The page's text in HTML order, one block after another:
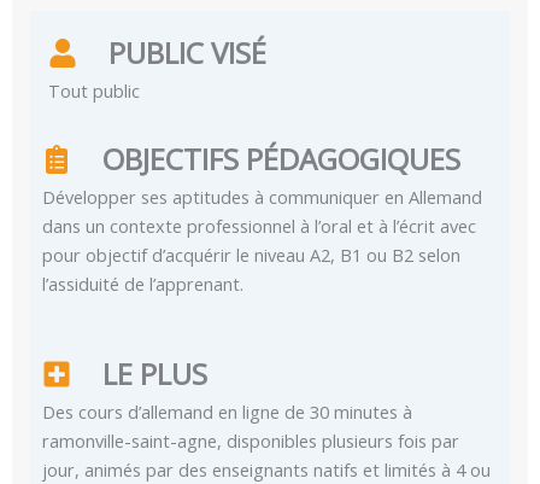
PUBLIC VISÉ
Tout public
OBJECTIFS PÉDAGOGIQUES
Développer ses aptitudes à communiquer en Allemand
dans un contexte professionnel à l’oral et à l’écrit avec
pour objectif d’acquérir le niveau A2, B1 ou B2 selon
l’assiduité de l’apprenant.
LE PLUS
Des cours d’allemand en ligne de 30 minutes à
ramonville-saint-agne, disponibles plusieurs fois par
jour, animés par des enseignants natifs et limités à 4 ou